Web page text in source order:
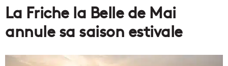
La Friche la Belle de Mai
annule sa saison estivale